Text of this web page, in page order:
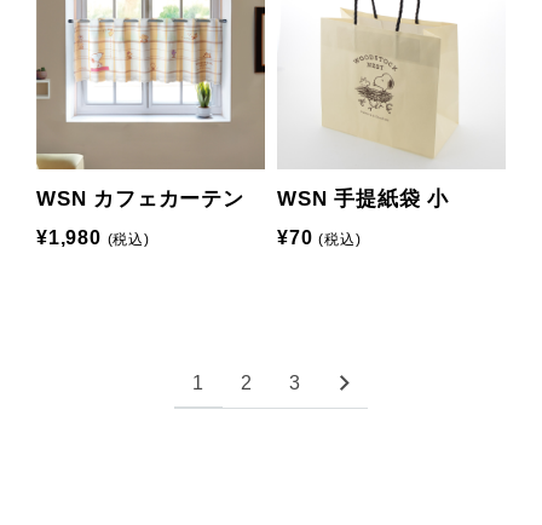
WSN カフェカーテン
¥1,980 (税込)
WSN 手提紙袋 小
¥70(税込)
1 2 3